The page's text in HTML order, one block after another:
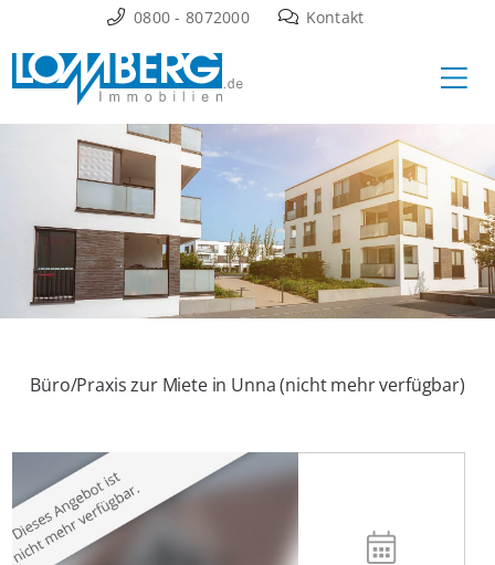
Inhalt
springen
0800 - 8072000 Kontakt
Büro/Praxis zur Miete in Unna (nicht mehr verfügbar)